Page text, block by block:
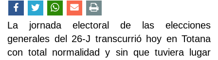
La jornada electoral de las elecciones
generales del 26-J transcurrió hoy en Totana
con total normalidad y sin que tuviera lugar